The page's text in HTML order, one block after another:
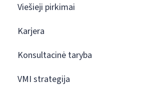
Viešieji pirkimai
Karjera
Konsultacinė taryba
VMI strategija